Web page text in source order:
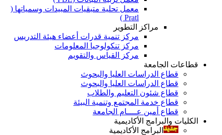
معمل تحلية متبقيات المبيدات وسمياتها (
Pratl )
مراكز التطوير
مركز تنمية قدرات أعضاء هيئة التدريس
مركز تنكولوجيا المعلومات
مركز القياس والتقويم
قطاعات الجامعة
قطاع الدراسات العليا والبحوث
قطاع الدراسات العليا والبحوث
قطاع شئون التعليم والطلاب
قطاع خدمة المجتمع وتنمية البيئة
قطاع أمين عــــام الجامعة
الكليات والبرامج الأكاديمية
البرامج الأكاديمية